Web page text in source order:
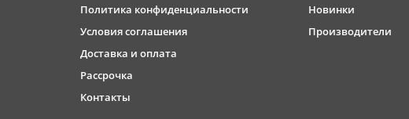
Политика конфиденциальности
Условия соглашения
Доставка и оплата
Рассрочка
Контакты
Новинки
Производители